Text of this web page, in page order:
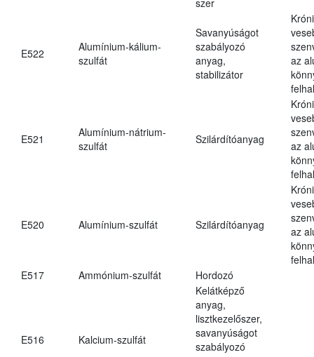
E522
Alumínium-kálium-
szulfát
Savanyúságot
szabályozó
anyag,
stabilizátor
az
E521
Alumínium-nátrium-
szulfát
Szilárdítóanyag
az
E520 Alumínium-szulfát Szilárdítóanyag
az
E517
Ammónium-szulfát Hordozó
E516 Kalcium-szulfát
Kelátképző
anyag,
lisztkezelőszer,
savanyúságot
szabályozó